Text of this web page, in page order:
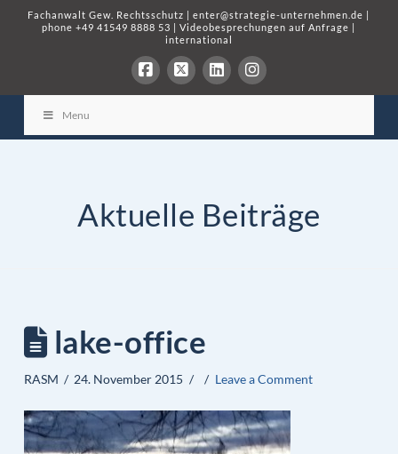
Fachanwalt Gew. Rechtsschutz |enter@strategie-unternehmen.de |
phone+49 41549 8888 53 |Videobesprechungen auf Anfrage |
international
Menu
Aktuelle Beiträge
lake-office
RASM 24. November 2015 Leave a Comment